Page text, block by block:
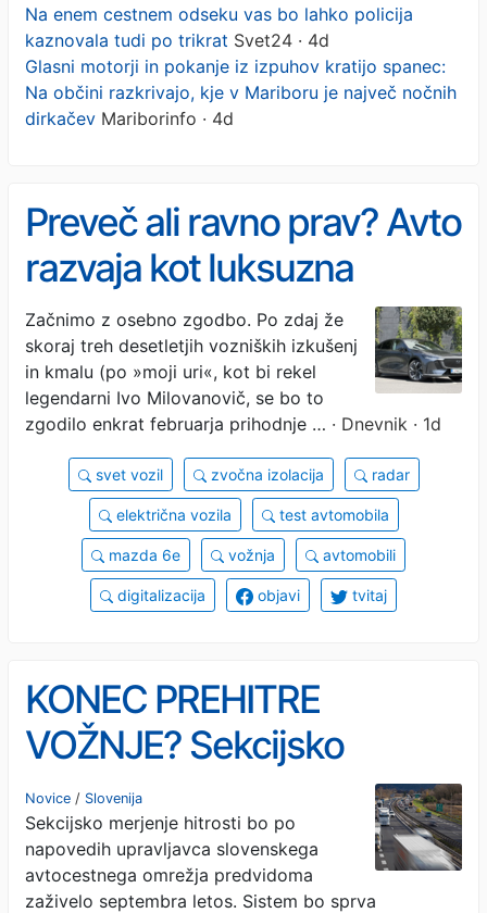
Na enem cestnem odseku vas bo lahko policija
kaznovala tudi po trikrat Svet24 · 4d
Glasni motorji in pokanje iz izpuhov kratijo spanec:
Na občini razkrivajo, kje v Mariboru je največ nočnih
dirkačev Mariborinfo · 4d
Preveč ali ravno prav? Avto
razvaja kot luksuzna
limuzina, a tudi opozarja na
vsako napako
Začnimo z osebno zgodbo. Po zdaj že
skoraj treh desetletjih vozniških izkušenj
in kmalu (po »moji uri«, kot bi rekel
legendarni Ivo Milovanovič, se bo to
zgodilo enkrat februarja prihodnje … · Dnevnik · 1d
svet vozil zvočna izolacija radar
električna vozila test avtomobila
mazda 6e vožnja avtomobili
digitalizacija objavi tvitaj
KONEC PREHITRE
VOŽNJE? Sekcijsko
merjenje hitrosti naj bi
začelo delovati septembra
Novice / Slovenija
Sekcijsko merjenje hitrosti bo po
napovedih upravljavca slovenskega
avtocestnega omrežja predvidoma
zaživelo septembra letos. Sistem bo sprva